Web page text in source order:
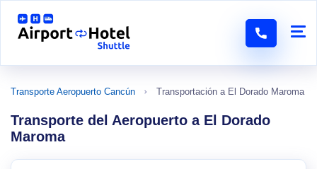
Transporte Aeropuerto Cancún Transportación a El Dorado Maroma
Transporte del Aeropuerto a El Dorado
Maroma